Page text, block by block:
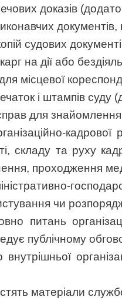
доказів
судових
на дії або
місцевої
і штампів суду
для знайомлення
складу та руху
проходження
чи
питань
публічному
матеріали